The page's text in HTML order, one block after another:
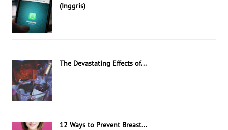
(Inggris)
The Devastating Effects of...
12 Ways to Prevent Breast...